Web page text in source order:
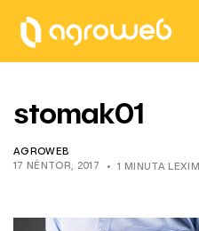
stomak01
AGROWEB
17 NËNTOR, 2017
1 MINUTA LEXIM